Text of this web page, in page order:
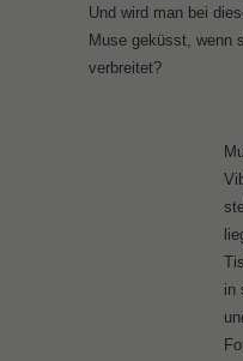
Und wird man bei
Muse geküsst, wenn
verbreitet?
in